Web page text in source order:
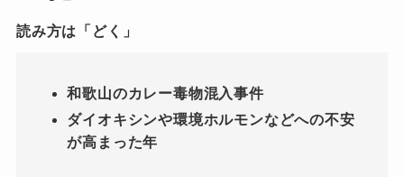
読み方は「どく」
和歌山のカレー毒物混入事件
ダイオキシンや環境ホルモンなどへの不安
が高まった年